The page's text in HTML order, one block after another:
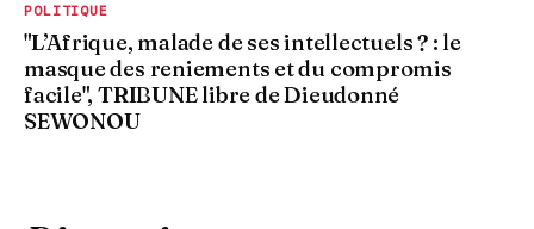
POLITIQUE
"L’Afrique, malade de ses intellectuels ? : le
masque des reniements et du compromis
facile", TRIBUNE libre de Dieudonné
SEWONOU